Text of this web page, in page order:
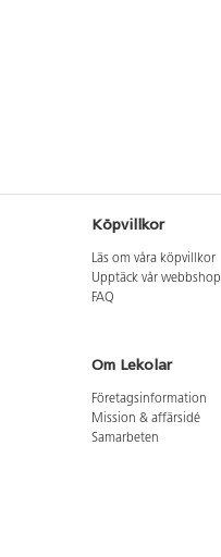
Köpvillkor
Läs om våra köpvillkor
Upptäck vår webbshop
FAQ
Om Lekolar
Företagsinformation
Mission & affärsidé
Samarbeten